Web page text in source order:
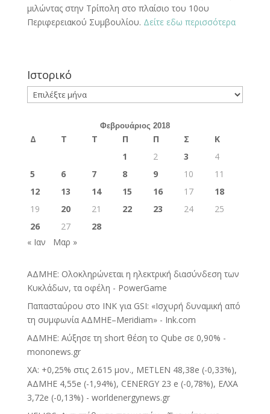
μιλώντας στην Τρίπολη στο πλαίσιο του 10ου
Περιφερειακού Συμβουλίου. Δείτε εδω περισσότερα
Ιστορικό
Ιστορικό
Φεβρουάριος 2018
Δ Τ Τ Π Π Σ
Κ
1
2 3
4
5
6 7 8 9 10
11
12
13 14 15 16 17
18
19
20 21 22 23 24
25
26
27
28
« Ιαν
Μαρ »
ΑΔΜΗΕ: Ολοκληρώνεται η ηλεκτρική διασύνδεση των
Κυκλάδων, τα οφέλη - PowerGame
Παπασταύρου στο INK για GSI: «Ισχυρή δυναμική από
τη συμφωνία ΑΔΜΗΕ–Meridiam» - Ink.com
ΑΔΜΗΕ: Αύξησε τη short θέση το Qube σε 0,90% -
mononews.gr
ΧΑ: +0,25% στις 2.615 μον., METLEN 48,38e (-0,33%),
ΑΔΜΗΕ 4,55e (-1,94%), CENERGY 23 e (-0,78%), ΕΛΧΑ
3,72e (-0,13%) - worldenergynews.gr